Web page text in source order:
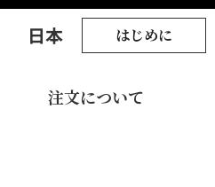
注文について
はじめに
​日本